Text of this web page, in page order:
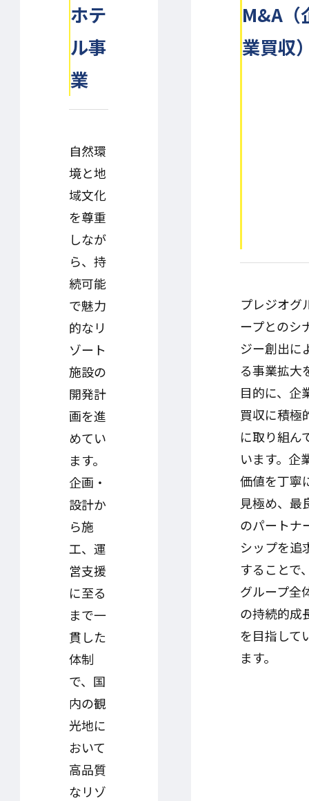
ホテ
ル事
業
自然環
境と地
域文化
を尊重
しなが
ら、持
続可能
で魅力
的なリ
ゾート
施設の
開発計
画を進
めてい
ます。
企画・
設計か
ら施
工、運
営支援
に至る
まで一
貫した
体制
で、国
内の観
光地に
おいて
高品質
なリゾ
M&A（
業買収
プレジオグ
ープとのシ
ジー創出に
る事業拡大
目的に、企
買収に積極
に取り組ん
います。企
価値を丁寧
見極め、最
のパートナ
シップを追
することで
グループ全
の持続的成
を目指して
ます。